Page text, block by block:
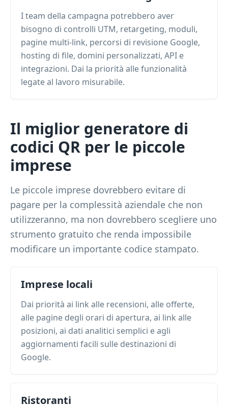
I team della campagna potrebbero aver
bisogno di controlli UTM, retargeting, moduli,
pagine multi-link, percorsi di revisione Google,
hosting di file, domini personalizzati, API e
integrazioni. Dai la priorità alle funzionalità
legate al lavoro misurabile.
Il miglior generatore di
codici QR per le piccole
imprese
Le piccole imprese dovrebbero evitare di
pagare per la complessità aziendale che non
utilizzeranno, ma non dovrebbero scegliere uno
strumento gratuito che renda impossibile
modificare un importante codice stampato.
Imprese locali
Dai priorità ai link alle recensioni, alle offerte,
alle pagine degli orari di apertura, ai link alle
posizioni, ai dati analitici semplici e agli
aggiornamenti facili sulle destinazioni di
Google.
Ristoranti